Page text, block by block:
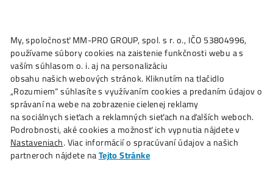
Ako toFunguje? Oplatí saŤažba? Zisky TU
Ťažiari sa po halvingu môžu zbaviť až 5
miliárd dolárov
Domov ❯ Články ❯ Ťažiari sa po halvingu môžu zbaviť až
dolárov
My, spoločnosť MM-PRO GROUP, spol. s r. o., IČO
používame súbory cookies na zaistenie funkčnosti webu a
vaším súhlasom o. i. aj na personalizáciu
obsahu našich webových stránok. Kliknutím na tlačidlo
„Rozumiem“ súhlasíte s využívaním cookies a predaním
správaní na webe na zobrazenie cielenej reklamy
na sociálnych sieťach a reklamných sieťach na ďalších
Podrobnosti, aké cookies a možnosť ich vypnutia nájdete v
Nastaveniach. Viac informácií o spracúvaní údajov a našich